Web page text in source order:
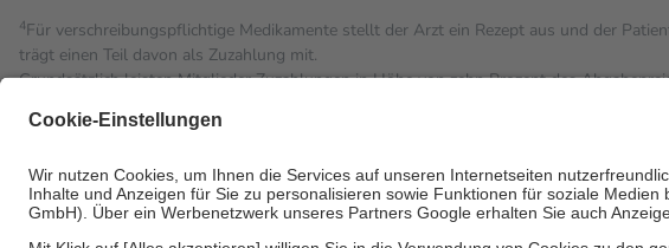
4Für verschreibungspflichtige Medikamente stellt der Arzt ein Rezept aus und der
trägt einen Teil davon als Zuzahlung mit.
Grundsätzlich leisten Mitglieder Zuzahlungen in Höhe von zehn Prozent des
Diese Regeln gelten grundsätzlich auch für Online-Apotheken.
Um das Engagement der Versicherten für ihre eigene Gesundheit zu stärken und die
• Kindern und Jugendlichen bis zum vollendeten 18. Lebensjahr mit Ausnahme der
• Untersuchungen zur Vorsorge und Früherkennung, die von der GKV getragen werden